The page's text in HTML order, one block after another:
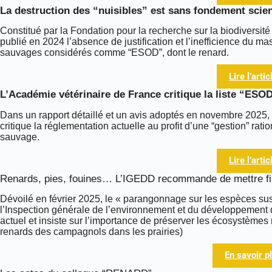
La destruction des “nuisibles” est sans fondement
Constitué par la Fondation pour la recherche sur la
publié en 2024 l’absence de justification et l’inefficience du
sauvages considérés comme “ESOD”, dont le renard.
Lire
L’Académie vétérinaire de France critique la liste
Dans un rapport détaillé et un avis adoptés en novembre
critique la réglementation actuelle au profit d’une “gestion”
sauvage.
Lire
Renards, pies, fouines… L’IGEDD recommande de mettre
Dévoilé en février 2025, le « parangonnage sur les espèces
l’Inspection générale de l’environnement et du développement
actuel et insiste sur l’importance de préserver les
renards des campagnols dans les prairies)
En savoir